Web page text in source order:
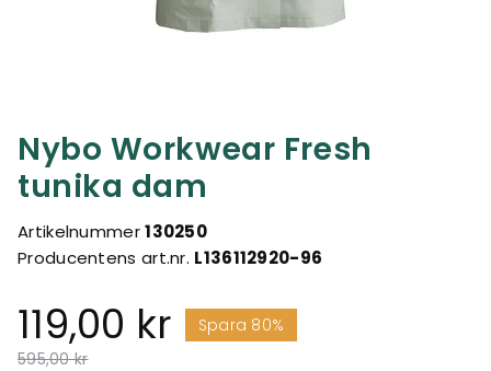
Nybo Workwear Fresh
tunika dam
Artikelnummer130250
Producentens art.nr. L136112920-96
119,00 kr
Spara 80%
Pris nedsatt från
595,00 krtill